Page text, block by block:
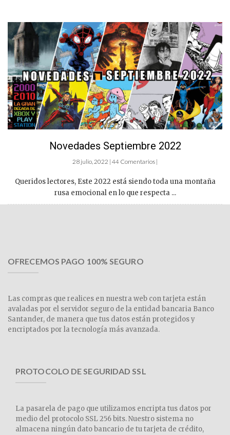
Novedades Septiembre 2022
28 julio, 2022 | 44 Comentarios |
Queridos lectores, Este 2022 está siendo toda una montaña
rusa emocional en lo que respecta ...
OFRECEMOS PAGO 100% SEGURO
Las compras que realices en nuestra web con tarjeta están
avaladas por el servidor seguro de la entidad bancaria Banco
Santander, de manera que tus datos están protegidos y
encriptados por la tecnología más avanzada.
PROTOCOLO DE SEGURIDAD SSL
La pasarela de pago que utilizamos encripta tus datos por
medio del protocolo SSL 256 bits. Nuestro sistema no
almacena ningún dato bancario de tu tarjeta de crédito,